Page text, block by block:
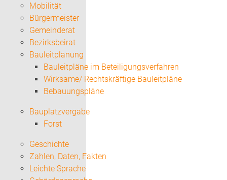
Mobilität
Bürgermeister
Gemeinderat
Bezirksbeirat
Bauleitplanung
Bauleitpläne im Beteiligungsverfahren
Wirksame/ Rechtskräftige Bauleitpläne
Bebauungspläne
Bauplatzvergabe
Forst
Geschichte
Zahlen, Daten, Fakten
Leichte Sprache